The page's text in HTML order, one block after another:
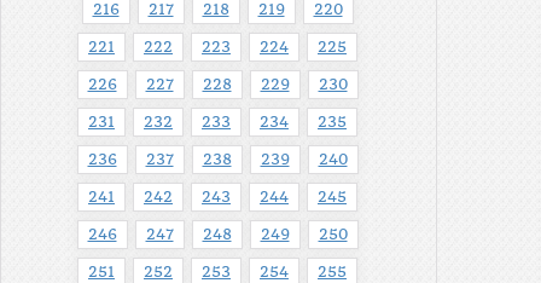
216 217 218 219 220
221 222 223 224 225
226 227 228 229 230
231 232 233 234 235
236 237 238 239 240
241 242 243 244 245
246 247 248 249 250
251 252 253 254 255